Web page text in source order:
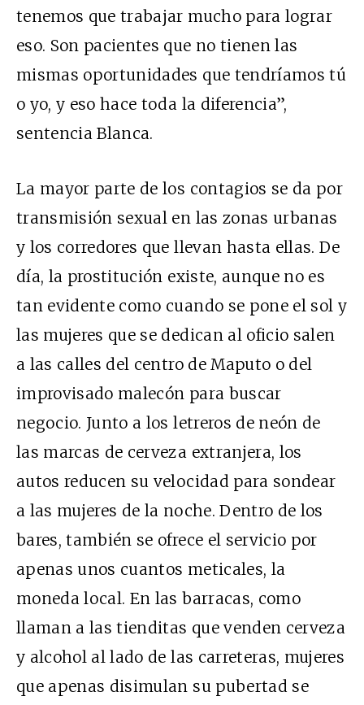
tenemos que trabajar mucho para lograr
eso. Son pacientes que no tienen las
mismas oportunidades que tendríamos tú
o yo, y eso hace toda la diferencia”,
sentencia Blanca.
La mayor parte de los contagios se da por
transmisión sexual en las zonas urbanas
y los corredores que llevan hasta ellas. De
día, la prostitución existe, aunque no es
tan evidente como cuando se pone el sol y
las mujeres que se dedican al oficio salen
a las calles del centro de Maputo o del
improvisado malecón para buscar
negocio. Junto a los letreros de neón de
las marcas de cerveza extranjera, los
autos reducen su velocidad para sondear
a las mujeres de la noche. Dentro de los
bares, también se ofrece el servicio por
apenas unos cuantos meticales, la
moneda local. En las barracas, como
llaman a las tienditas que venden cerveza
y alcohol al lado de las carreteras, mujeres
que apenas disimulan su pubertad se